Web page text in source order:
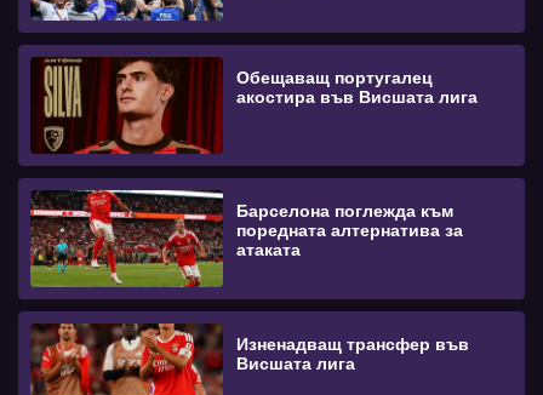
Обещаващ португалец
акостира във Висшата лига
Барселона поглежда към
поредната алтернатива за
атаката
Изненадващ трансфер във
Висшата лига